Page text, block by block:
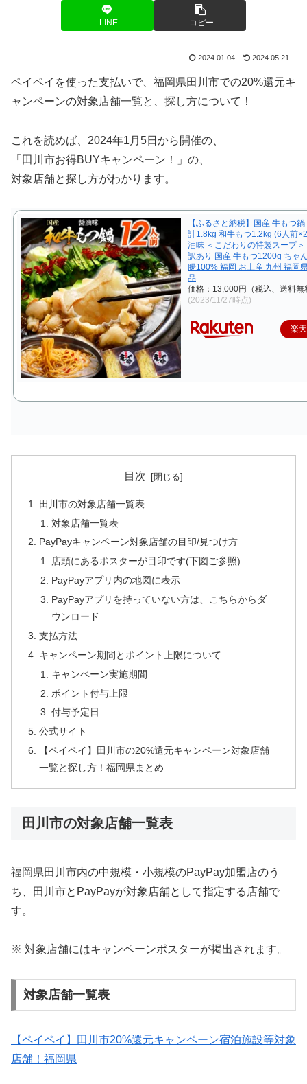
LINE コピー
2024.01.04 2024.05.21
ペイペイを使った支払いで、福岡県田川市での20%還元キ
ャンペーンの対象店舗一覧と、探し方について！
これを読めば、2024年1月5日から開催の、
「田川市お得BUYキャンペーン！」の、
対象店舗と探し方がわかります。
【ふるさと納税】国産 牛もつ
計1.8kg 和牛もつ1.2kg (6人前
油味 ＜こだわりの特製スープ＞
訳あり 国産 牛もつ1200g ちゃ
腸100% 福岡 お土産 九州 福岡
品
価格：13,000円（税込、送料無
(2023/11/27時点)
楽
目次
田川市の対象店舗一覧表
対象店舗一覧表
PayPayキャンペーン対象店舗の目印/見つけ方
店頭にあるポスターが目印です(下図ご参照)
PayPayアプリ内の地図に表示
PayPayアプリを持っていない方は、こちらからダ
ウンロード
支払方法
キャンペーン期間とポイント上限について
キャンペーン実施期間
ポイント付与上限
付与予定日
公式サイト
【ペイペイ】田川市の20%還元キャンペーン対象店舗
一覧と探し方！福岡県まとめ
田川市の対象店舗一覧表
福岡県田川市内の中規模・小規模のPayPay加盟店のう
ち、田川市とPayPayが対象店舗として指定する店舗で
す。
※ 対象店舗にはキャンペーンポスターが掲出されます。
対象店舗一覧表
【ペイペイ】田川市20%還元キャンペーン宿泊施設等対象
店舗！福岡県